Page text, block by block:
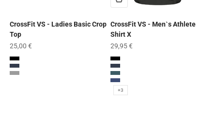
CrossFit VS - Ladies Basic Crop
Top
Angebot
25,00 €
Black
French Navy
CrossFit VS - Men`s Athlete
Shirt X
Angebot
29,95 €
Black
French Navy
Stargazer
Worker Blue
+3